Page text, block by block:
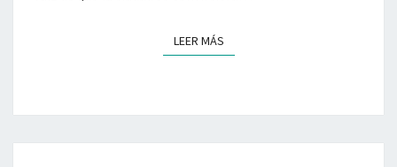
LEER MÁSLEER MÁS